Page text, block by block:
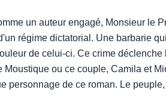
un auteur engagé, Monsieur le
régime dictatorial. Une barbarie
de celui-ci. Ce crime
ou ce couple, Camila et
personnage de ce roman. Le